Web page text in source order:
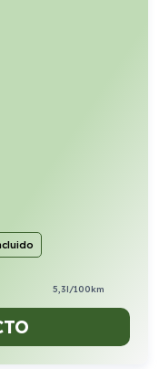
5,3l/100km